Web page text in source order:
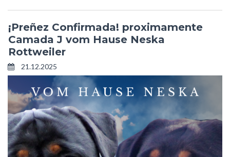
¡Preñez Confirmada! proximamente
Camada J vom Hause Neska
Rottweiler
21.12.2025